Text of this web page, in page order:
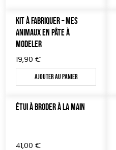
KIT À FABRIQUER – MES
ANIMAUX EN PÂTE À
MODELER
19,90 €
Ajouter au panier
ÉTUI À BRODER À LA MAIN
41,00 €